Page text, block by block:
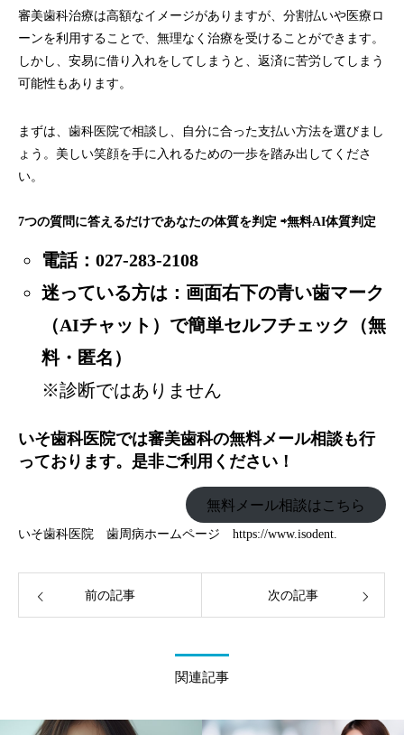
審美歯科治療は高額なイメージがありますが、分割払いや医療ロ
ーンを利用することで、無理なく治療を受けることができます。
しかし、安易に借り入れをしてしまうと、返済に苦労してしまう
可能性もあります。
まずは、歯科医院で相談し、自分に合った支払い方法を選びまし
ょう。美しい笑顔を手に入れるための一歩を踏み出してくださ
い。
7つの質問に答えるだけであなたの体質を判定 ⇨無料AI体質判定
電話： 027-283-2108
迷っている方は：画面右下の青い歯マーク
（AIチャット）で簡単セルフチェック（無
料・匿名）
※診断ではありません
いそ歯科医院では審美歯科の無料メール相談も行
っております。是非ご利用ください！
無料メール相談はこちら
いそ歯科医院 歯周病ホームページ https://www.isodent.
前の記事 次の記事
関連記事